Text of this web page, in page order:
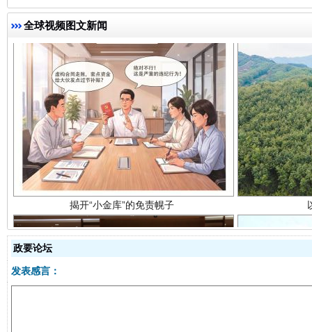
全球视频图文新闻
揭开“小金库”的免责幌子
政要论坛
发表感言：